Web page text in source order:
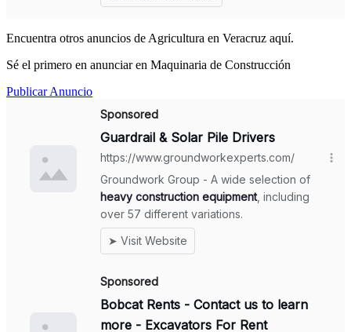
Encuentra otros anuncios de Agricultura en Veracruz aquí.
Sé el primero en anunciar en Maquinaria de Construcción
Publicar Anuncio